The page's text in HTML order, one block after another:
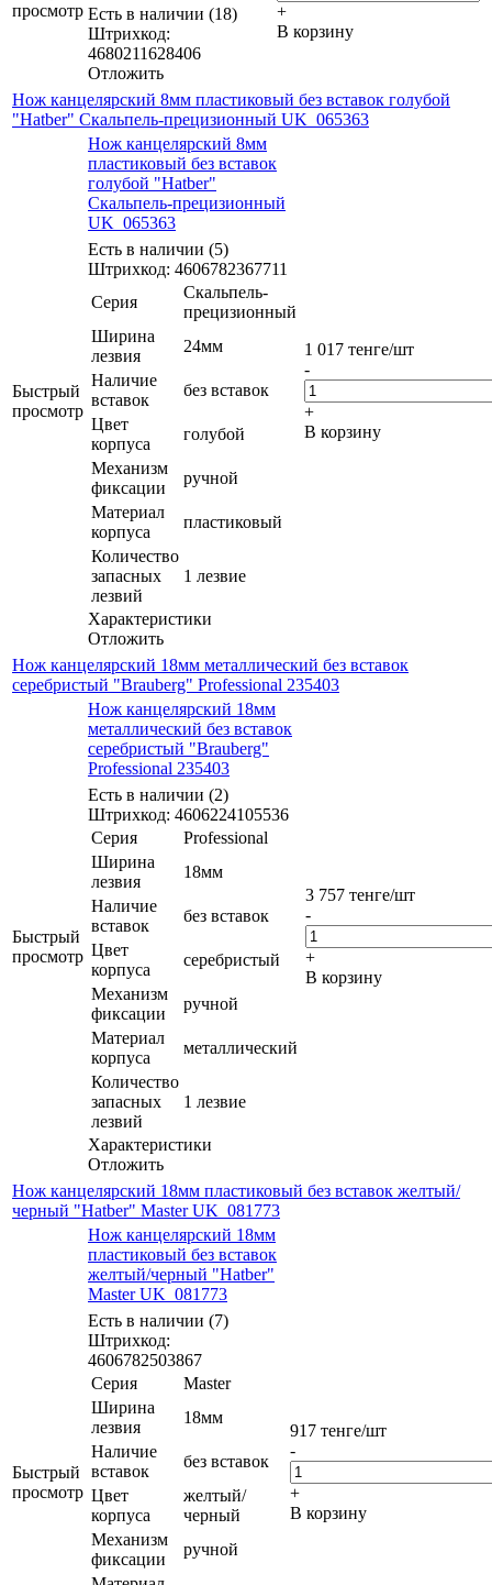
просмотр Есть в наличии (18)
Штрихкод:
4680211628406
Отложить
+
В корзину
Нож канцелярский 8мм пластиковый без вставок голубой
"Hatber" Скальпель-прецизионный UK_065363
Быстрый
просмотр
Нож канцелярский 8мм
пластиковый без вставок
голубой "Hatber"
Скальпель-прецизионный
UK_065363
Есть в наличии (5)
Штрихкод: 4606782367711
Серия
Скальпель-
прецизионный
Ширина
лезвия
24мм
Наличие
вставок
без вставок
Цвет
корпуса
голубой
Механизм
фиксации
ручной
Материал
корпуса
пластиковый
Количество
запасных
лезвий
1 лезвие
Характеристики
Отложить
1 017 тенге/шт
-
+
В корзину
Нож канцелярский 18мм металлический без вставок
серебристый "Brauberg" Professional 235403
Быстрый
просмотр
Нож канцелярский 18мм
металлический без вставок
серебристый "Brauberg"
Professional 235403
Есть в наличии (2)
Штрихкод: 4606224105536
Серия
Professional
Ширина
лезвия
18мм
Наличие
вставок
без вставок
Цвет
корпуса
серебристый
Механизм
фиксации
ручной
Материал
корпуса
металлический
Количество
запасных
лезвий
1 лезвие
Характеристики
Отложить
3 757 тенге/шт
-
+
В корзину
Нож канцелярский 18мм пластиковый без вставок желтый/
черный "Hatber" Master UK_081773
Быстрый
просмотр
Нож канцелярский 18мм
пластиковый без вставок
желтый/черный "Hatber"
Master UK_081773
Есть в наличии (7)
Штрихкод:
4606782503867
Серия
Master
Ширина
лезвия
18мм
Наличие
вставок
без вставок
Цвет
корпуса
желтый/
черный
Механизм
фиксации
ручной
917 тенге/шт
-
+
В корзину